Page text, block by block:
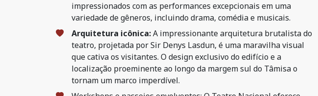
impressionados com as performances excepcionais em uma
variedade de gêneros, incluindo drama, comédia e musicais.
Arquitetura icônica:A impressionante arquitetura brutalista do
teatro, projetada por Sir Denys Lasdun, é uma maravilha visual
que cativa os visitantes. O design exclusivo do edifício e a
localização proeminente ao longo da margem sul do Tâmisa o
tornam um marco imperdível.